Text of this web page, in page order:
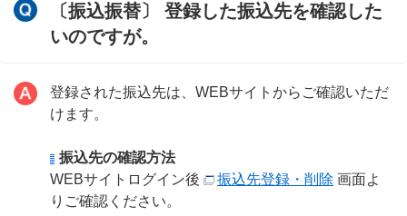
〔振込振替〕 登録した振込先を確認した
いのですが。
登録された振込先は、WEBサイトからご確認いただ
けます。
振込先の確認方法
WEBサイトログイン後
振込先登録・削除 画面よ
りご確認ください。